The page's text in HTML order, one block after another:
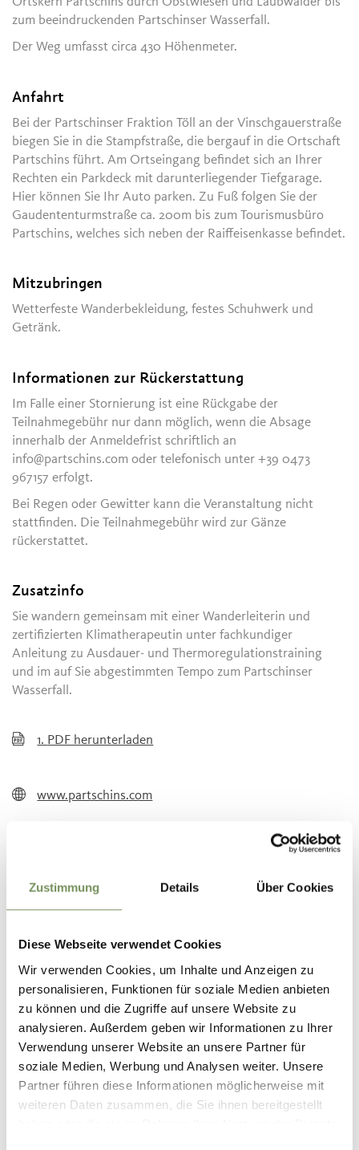
Zustimmung Details Über Cookies
Diese Webseite verwendet Cookies
Wir verwenden Cookies, um Inhalte und Anzeigen zu
personalisieren, Funktionen für soziale Medien anbieten
zu können und die Zugriffe auf unsere Website zu
analysieren. Außerdem geben wir Informationen zu Ihrer
Verwendung unserer Website an unsere Partner für
soziale Medien, Werbung und Analysen weiter. Unsere
Partner führen diese Informationen möglicherweise mit
weiteren Daten zusammen, die Sie ihnen bereitgestellt
zum beeindruckenden Partschinser Wasserfall.
Der Weg umfasst circa 430 Höhenmeter.
Anfahrt
Bei der Partschinser Fraktion Töll an der Vinschgauerstraße
biegen Sie in die Stampfstraße, die bergauf in die Ortschaft
Partschins führt. Am Ortseingang befindet sich an Ihrer
Rechten ein Parkdeck mit darunterliegender Tiefgarage.
Hier können Sie Ihr Auto parken. Zu Fuß folgen Sie der
Gaudententurmstraße ca. 200m bis zum Tourismusbüro
Partschins, welches sich neben der Raiffeisenkasse befindet.
Mitzubringen
Wetterfeste Wanderbekleidung, festes Schuhwerk und
Getränk.
Informationen zur Rückerstattung
Im Falle einer Stornierung ist eine Rückgabe der
Teilnahmegebühr nur dann möglich, wenn die Absage
innerhalb der Anmeldefrist schriftlich an
info@partschins.com oder telefonisch unter +39 0473
967157 erfolgt.
Bei Regen oder Gewitter kann die Veranstaltung nicht
stattfinden. Die Teilnahmegebühr wird zur Gänze
rückerstattet.
Zusatzinfo
Sie wandern gemeinsam mit einer Wanderleiterin und
zertifizierten Klimatherapeutin unter fachkundiger
Anleitung zu Ausdauer- und Thermoregulationstraining
und im auf Sie abgestimmten Tempo zum Partschinser
Wasserfall.
1. PDF herunterladen
www.partschins.com